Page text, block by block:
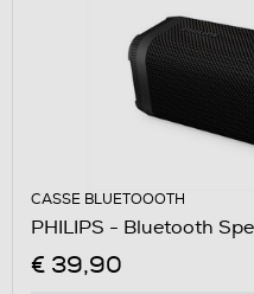
CASSE BLUETOOOTH
PHILIPS - Bluetooth
€ 39,90